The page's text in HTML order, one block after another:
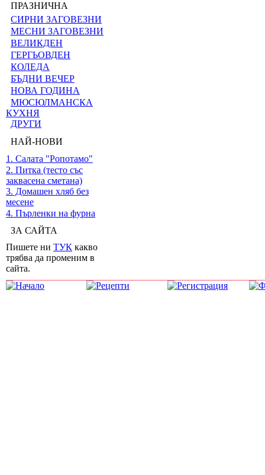
ПРАЗНИЧНА
СИРНИ ЗАГОВЕЗНИ
МЕСНИ ЗАГОВЕЗНИ
ВЕЛИКДЕН
ГЕРГЬОВДЕН
КОЛЕДА
БЪДНИ ВЕЧЕР
НОВА ГОДИНА
МЮСЮЛМАНСКА
КУХНЯ
ДРУГИ
НАЙ-НОВИ
1. Салата "Ропотамо"
2. Питка (тесто със
заквасена сметана)
3. Домашен хляб без
месене
4. Пърленки на фурна
ЗА САЙТА
Пишете ни ТУК какво
трябва да променим в
сайта.